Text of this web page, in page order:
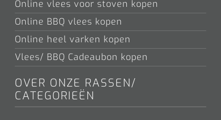
Online vlees voor stoven kopen
Online BBQ vlees kopen
Online heel varken kopen
Vlees/ BBQ Cadeaubon kopen
OVER ONZE RASSEN/
CATEGORIEËN